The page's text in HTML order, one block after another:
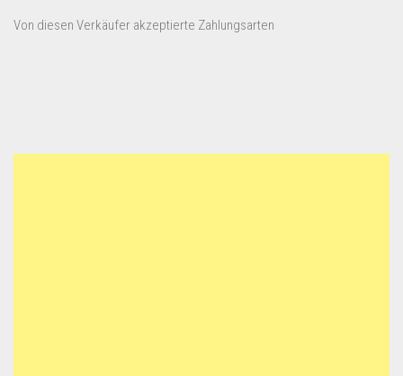
Von diesen Verkäufer akzeptierte Zahlungsarten